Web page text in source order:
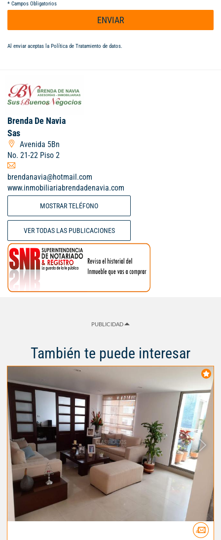
* Campos Obligatorios
ENVIAR
Al enviar aceptas la Política de Tratamiento de datos.
Brenda De Navia
Sas
Avenida 5Bn
No. 21-22 Piso 2
brendanavia@hotmail.com
www.inmobiliariabrendadenavia.com
MOSTRAR TELÉFONO
VER TODAS LAS PUBLICACIONES
PUBLICIDAD
También te puede interesar